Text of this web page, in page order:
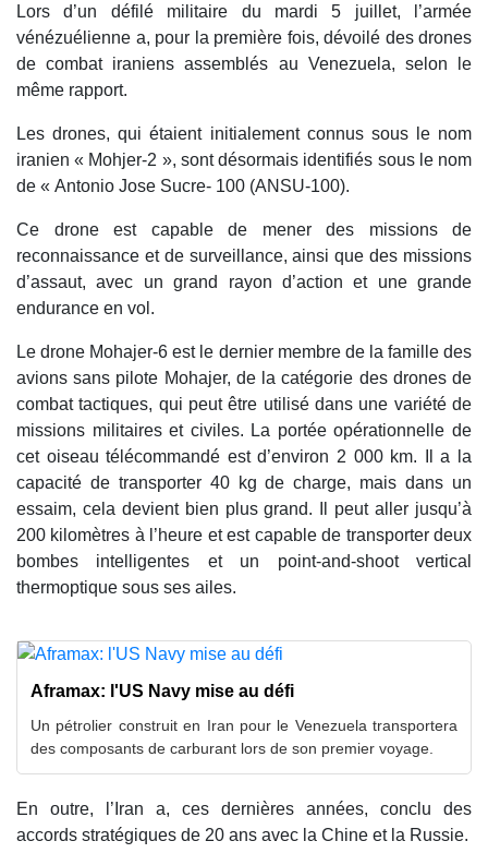
Lors d’un défilé militaire du mardi 5 juillet, l’armée
vénézuélienne a, pour la première fois, dévoilé des drones
de combat iraniens assemblés au Venezuela, selon le
même rapport.
Les drones, qui étaient initialement connus sous le nom
iranien « Mohjer-2 », sont désormais identifiés sous le nom
de « Antonio Jose Sucre- 100 (ANSU-100).
Ce drone est capable de mener des missions de
reconnaissance et de surveillance, ainsi que des missions
d’assaut, avec un grand rayon d’action et une grande
endurance en vol.
Le drone Mohajer-6 est le dernier membre de la famille des
avions sans pilote Mohajer, de la catégorie des drones de
combat tactiques, qui peut être utilisé dans une variété de
missions militaires et civiles. La portée opérationnelle de
cet oiseau télécommandé est d’environ 2 000 km. Il a la
capacité de transporter 40 kg de charge, mais dans un
essaim, cela devient bien plus grand. Il peut aller jusqu’à
200 kilomètres à l’heure et est capable de transporter deux
bombes intelligentes et un point-and-shoot vertical
thermoptique sous ses ailes.
Aframax: l'US Navy mise au défi
Un pétrolier construit en Iran pour le Venezuela transportera
des composants de carburant lors de son premier voyage.
En outre, l’Iran a, ces dernières années, conclu des
accords stratégiques de 20 ans avec la Chine et la Russie.